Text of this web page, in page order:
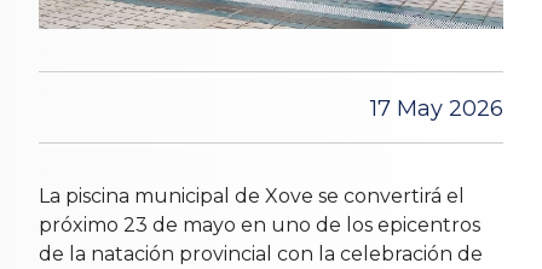
17 May 2026
La piscina municipal de Xove se convertirá el
próximo 23 de mayo en uno de los epicentros
de la natación provincial con la celebración de